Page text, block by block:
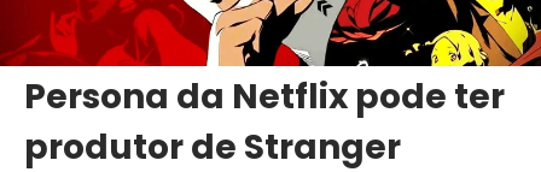
Persona da Netflix pode ter
produtor de Stranger